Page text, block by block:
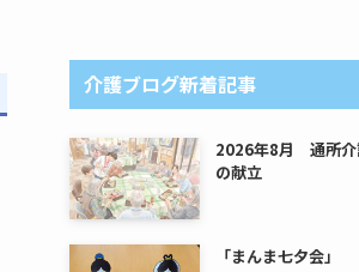
介護ブログ新着記事
2026年8月 通所
の献立
「まんま七夕会」